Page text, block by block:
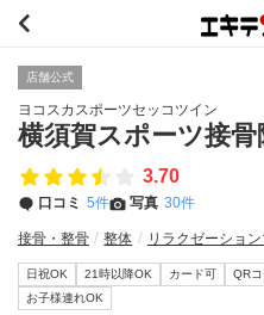
店舗公式
ヨコスカスポーツセッコツイン
横須賀スポーツ接骨
3.70
口コミ 5件 写真 30件
接骨・整骨 整体 リラクゼーショ
日祝OK 21時以降OK カード可 QR
お子様連れOK